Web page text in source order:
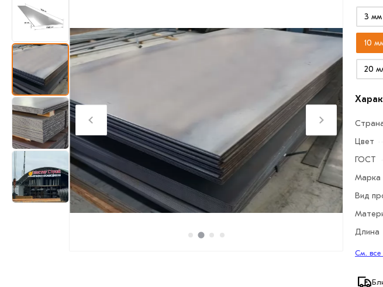
3 мм
10
20
Цвет
ГОСТ
Марка
Вид
Длина
См. все